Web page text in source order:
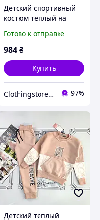
Детский спортивный
костюм теплый на
лет 36-44 размеры
коричневый
Готово к отправке
984₴
Купить
Сlothingstore - стиль та комфорт. 97%
Детский теплый